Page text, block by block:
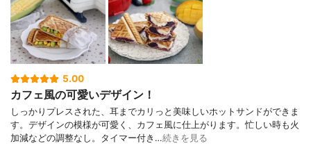
5.00
カフェ風の可愛いデザイン！
しっかりプレスされた、耳までカリっと美味しいホットサンドができま
す。デザインの模様が可愛く、カフェ風に仕上がります。忙しい時も火
加減などの調整なし。タイマー付き…続きを見る